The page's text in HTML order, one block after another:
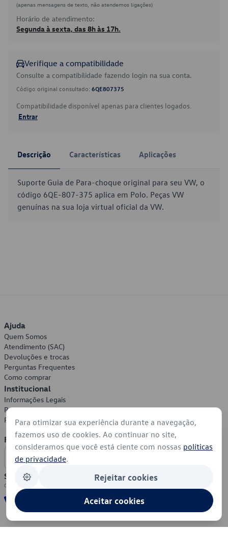
(apenas mensagens de texto, não atendemos ligações)
Horário de atendimento:
Segunda à sexta, das 8h às 17h.
Verifique a compatibilidade
Consulte a compatibilidade fazendo login na sua conta.
Código original consultado: 6QE807375
Compatibilidade disponível apenas para clientes logados.
Entrar
Descrição Características Aplicações
Suporte Guia de Para-choque original para seu VW, o
código 6QE-807-375 aplica em Polo. Peças VW
genuínas na sua loja virtual oficial da VW.
Ajuda
Quem Somos
Atendimento (SAC)
Devoluções e trocas
Perguntas Frequentes
Como comprar
Institucional
Informações Legais
Política de Privacidade
Política de Cookies
Formas de Pagamento
Segurança
Para otimizar sua experiência durante a navegação,
fazemos uso de cookies. Ao continuar no site,
consideramos que você está ciente com nossas políticas
de privacidade.
Rejeitar cookies
Aceitar cookies